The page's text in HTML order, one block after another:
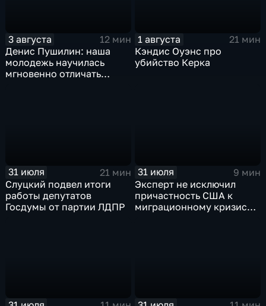
3 августа
12 мин
Денис Пушилин: наша
молодежь научилась
мгновенно отличать
1 августа
21 мин
Кэндис Оуэнс про
убийство Керка
31 июля
21 мин
Слуцкий подвел итоги
работы депутатов
Госдумы от партии ЛДПР
31 июля
9 мин
Эксперт не исключил
причастность США к
миграционному кризису в